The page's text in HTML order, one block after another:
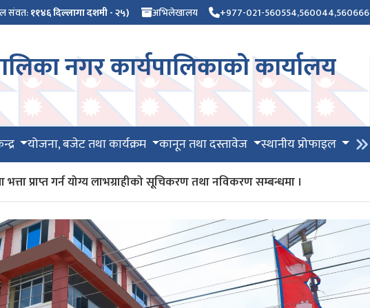
संवत:११४६ दिल्लागा दशमी - २५) अभिलेखालय +977-021-560554,560044,560666
नगर कार्यपालिकाको कार्यालय
योजना, बजेट तथा कार्यक्रम कानून तथा दस्तावेज स्थानीय प्रोफाइल
भत्ता प्राप्त गर्न योग्य लाभग्राहीको सूचिकरण तथा नविकरण सम्बन्धमा ।